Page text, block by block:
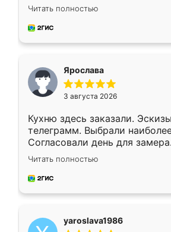
короткие сроки
для замера сотрудник
предложил по моему эскизу
Читать полностью
Ярослава
3 августа 2026
Кухню здесь заказали.
телеграмм. Выбрали
Согласовали день для
недели кухня была уже
довольны работой. Спасибо
мебель за качественную
Читать полностью
yaroslava1986